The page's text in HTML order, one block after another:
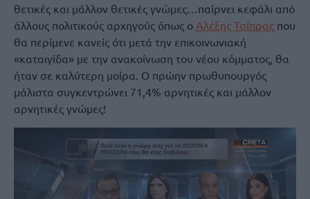
θετικές και μάλλον θετικές γνώμες…παίρνει κεφάλι από
άλλους πολιτικούς αρχηγούς όπως ο Αλέξης Τσίπρας που
θα περίμενε κανείς ότι μετά την επικοινωνιακή
«καταιγίδα» με την ανακοίνωση του νέου κόμματος, θα
ήταν σε καλύτερη μοίρα. Ο πρώην πρωθυπουργός
μάλιστα συγκεντρώνει 71,4% αρνητικές και μάλλον
αρνητικές γνώμες!